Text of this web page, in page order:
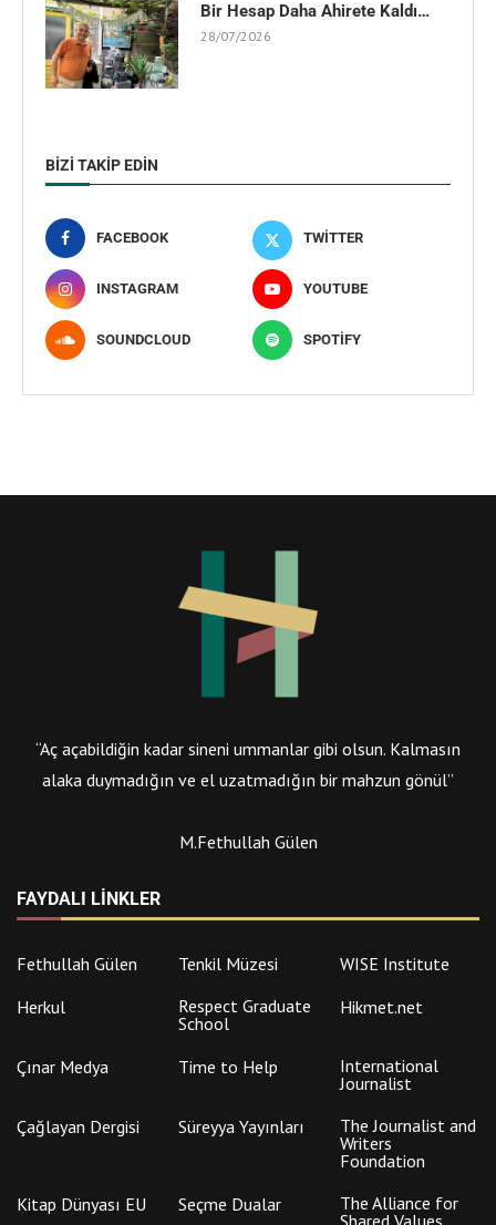
Bir Hesap Daha Ahirete Kaldı…
28/07/2026
BIZI TAKIP EDIN
FACEBOOK TWITTER
INSTAGRAM YOUTUBE
SOUNDCLOUD SPOTIFY
“Aç açabildiğin kadar sineni ummanlar gibi olsun. Kalmasın
alaka duymadığın ve el uzatmadığın bir mahzun gönül”
M.Fethullah Gülen
FAYDALI LINKLER
Fethullah Gülen Tenkil Müzesi
WISE Institute
Herkul
Respect Graduate
School
Hikmet.net
Çınar Medya Time to Help
International
Journalist
Çağlayan Dergisi
Süreyya Yayınları
The Journalist and
Writers
Foundation
Kitap Dünyası EU
Seçme Dualar
The Alliance for